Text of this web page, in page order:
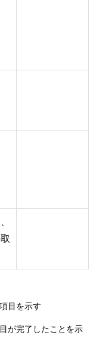
目を示す
が完了したことを示